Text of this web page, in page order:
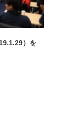
）を